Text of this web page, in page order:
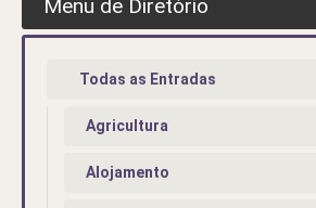
Menu de Diretório
Todas as Entradas
Agricultura
Alojamento